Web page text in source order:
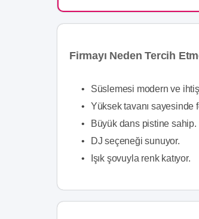
Firmayı Neden Tercih
•
Süslemesi modern ve
•
Yüksek tavanı sayesinde
•
Büyük dans pistine sahip.
•
DJ seçeneği sunuyor.
•
Işık şovuyla renk katıyor.